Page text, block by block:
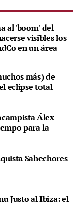
al 'boom' del
visibles los
en un área
más) de
eclipse total
Álex
para la
Sahechores
Justo al Ibiza: el